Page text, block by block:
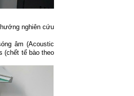
nghiên cứu
âm (Acoustic
(chết tế bào theo